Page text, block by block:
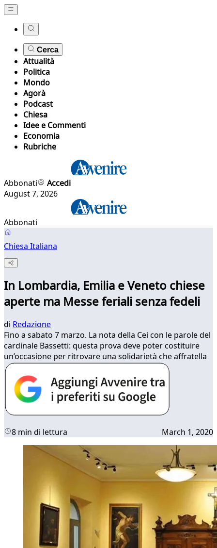
Cerca
Attualità
Politica
Mondo
Agorà
Podcast
Chiesa
Idee e Commenti
Economia
Rubriche
Abbonati
Accedi
August 7, 2026
Abbonati
Chiesa Italiana
In Lombardia, Emilia e Veneto chiese
aperte ma Messe feriali senza fedeli
di Redazione
Fino a sabato 7 marzo. La nota della Cei con le parole del
cardinale Bassetti: questa prova deve poter costituire
un’occasione per ritrovare una solidarietà che affratella
8 min di lettura March 1, 2020